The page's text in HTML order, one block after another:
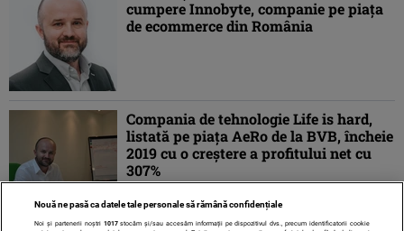
cumpere Innobyte, companie pe piața
de ecommerce din România
Compania de tehnologie Life is hard,
listată pe piaţa AeRo de la BVB, încheie
2019 cu o creştere a profitului net cu
307%
Nouă ne pasă ca datele tale personale să rămână confidențiale
Noi și partenerii noștri 1017stocăm și/sau accesăm informații pe dispozitivul dvs., precum identificatorii cookie